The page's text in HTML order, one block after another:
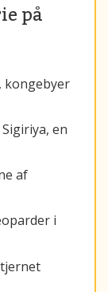
på
kongebyer
en
af
i